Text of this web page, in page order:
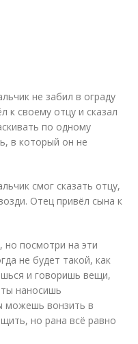
не забил в ограду
к своему отцу и сказал
по одному
в который он не
смог сказать отцу,
Отец привёл сына к
посмотри на эти
не будет такой, как
и говоришь вещи,
наносишь
можешь вонзить в
но рана всё равно